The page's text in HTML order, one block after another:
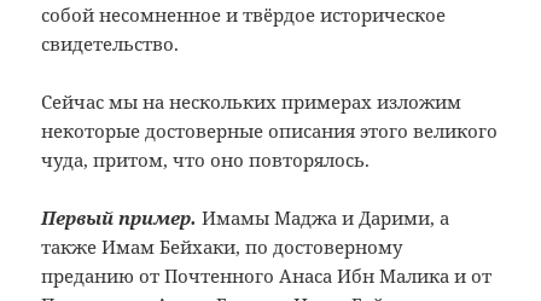
собой несомненное и твёрдое историческое
свидетельство.
Сейчас мы на нескольких примерах изложим
некоторые достоверные описания этого великого
чуда, притом, что оно повторялось.
Первый пример. Имамы Маджа и Дарими, а
также Имам Бейхаки, по достоверному
преданию от Почтенного Анаса Ибн Малика и от